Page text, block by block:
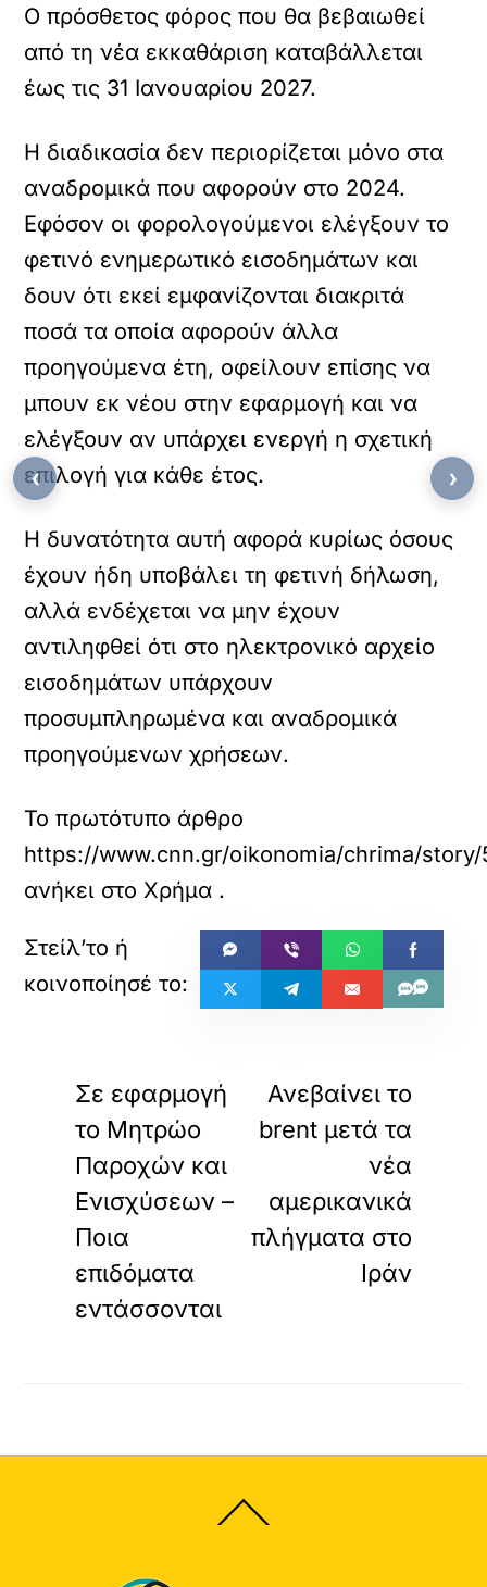
Ο πρόσθετος φόρος που θα βεβαιωθεί
από τη νέα εκκαθάριση καταβάλλεται
έως τις 31 Ιανουαρίου 2027.
Η διαδικασία δεν περιορίζεται μόνο στα
αναδρομικά που αφορούν στο 2024.
Εφόσον οι φορολογούμενοι ελέγξουν το
φετινό ενημερωτικό εισοδημάτων και
δουν ότι εκεί εμφανίζονται διακριτά
ποσά τα οποία αφορούν άλλα
προηγούμενα έτη, οφείλουν επίσης να
μπουν εκ νέου στην εφαρμογή και να
ελέγξουν αν υπάρχει ενεργή η σχετική
επιλογή για κάθε έτος.
Η δυνατότητα αυτή αφορά κυρίως όσους
έχουν ήδη υποβάλει τη φετινή δήλωση,
αλλά ενδέχεται να μην έχουν
αντιληφθεί ότι στο ηλεκτρονικό αρχείο
εισοδημάτων υπάρχουν
προσυμπληρωμένα και αναδρομικά
προηγούμενων χρήσεων.
Το πρωτότυπο άρθρο
https://www.cnn.gr/oikonomia/chrima/
ανήκει στοΧρήμα .
Σε εφαρμογή
το Μητρώο
Παροχών και
Ενισχύσεων –
Ποια
επιδόματα
εντάσσονται
Ανεβαίνει το
brent μετά τα
νέα
αμερικανικά
πλήγματα στο
Ιράν
Back
To
‹ ›